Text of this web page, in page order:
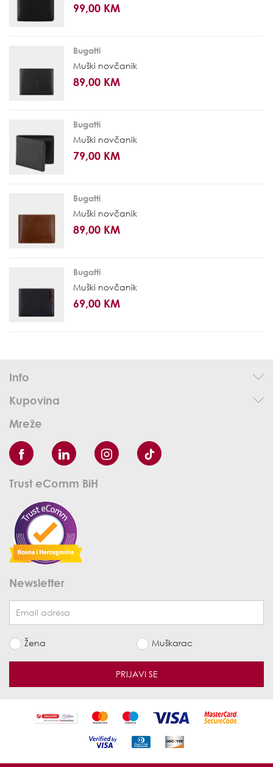
99,00 KM
Bugatti
Muški novčanik
89,00 KM
Bugatti
Muški novčanik
79,00 KM
Bugatti
Muški novčanik
89,00 KM
Bugatti
Muški novčanik
69,00 KM
Info
Kupovina
Mreže
Trust eComm BiH
Newsletter
Žena Muškarac
PRIJAVI SE